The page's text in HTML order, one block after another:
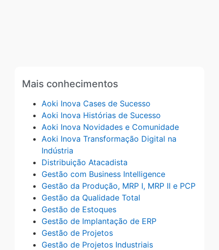
Mais conhecimentos
Aoki Inova Cases de Sucesso
Aoki Inova Histórias de Sucesso
Aoki Inova Novidades e Comunidade
Aoki Inova Transformação Digital na
Indústria
Distribuição Atacadista
Gestão com Business Intelligence
Gestão da Produção, MRP I, MRP II e PCP
Gestão da Qualidade Total
Gestão de Estoques
Gestão de Implantação de ERP
Gestão de Projetos
Gestão de Projetos Industriais